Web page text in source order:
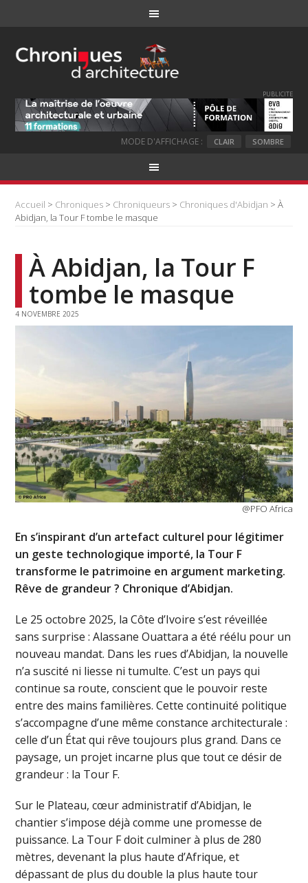
PUBLICITE
MODE D'AFFICHAGE : CLAIR SOMBRE
Accueil > Chroniques > Chroniqueurs > Chroniques d'Abidjan > À
Abidjan, la Tour F tombe le masque
À Abidjan, la Tour F
tombe le masque
4 NOVEMBRE 2025
@PFO Africa
En s’inspirant d’un artefact culturel pour légitimer
un geste technologique importé, la Tour F
transforme le patrimoine en argument marketing.
Rêve de grandeur ? Chronique d’Abidjan.
Le 25 octobre 2025, la Côte d’Ivoire s’est réveillée
sans surprise : Alassane Ouattara a été réélu pour un
nouveau mandat. Dans les rues d’Abidjan, la nouvelle
n’a suscité ni liesse ni tumulte. C’est un pays qui
continue sa route, conscient que le pouvoir reste
entre des mains familières. Cette continuité politique
s’accompagne d’une même constance architecturale :
celle d’un État qui rêve toujours plus grand. Dans ce
paysage, un projet incarne plus que tout ce désir de
grandeur : la Tour F.
Sur le Plateau, cœur administratif d’Abidjan, le
chantier s’impose déjà comme une promesse de
puissance. La Tour F doit culminer à plus de 280
mètres, devenant la plus haute d’Afrique, et
dépassant de plus du double la plus haute tour